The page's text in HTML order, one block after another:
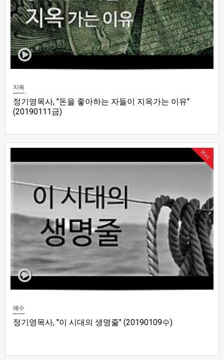
지옥
정기영목사, "돈을 좋아하는 자들이 지옥가는 이유"
(20190111금)
Hot
예수
정기영목사, "이 시대의 생명줄" (20190109수)